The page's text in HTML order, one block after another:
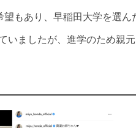
もあり、早稲田大学を選ん
ましたが、進学のため親